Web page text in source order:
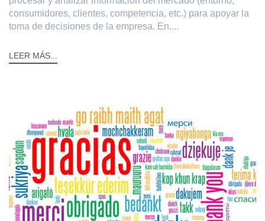
consumidores, clientes, competencia, etc.) para apoyar la
toma de decisiones de la empresa. En....
LEER MÁS...